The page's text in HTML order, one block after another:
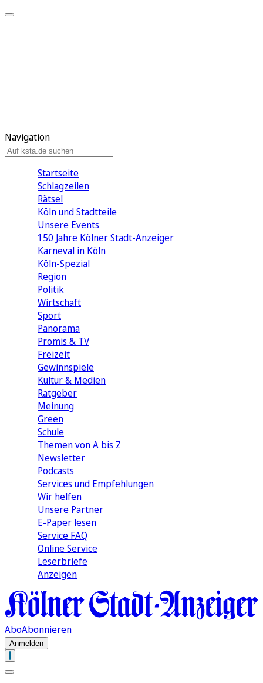
Navigation
Startseite
Schlagzeilen
Rätsel
Köln und Stadtteile
Unsere Events
150 Jahre Kölner Stadt-Anzeiger
Karneval in Köln
Köln-Spezial
Region
Politik
Wirtschaft
Sport
Panorama
Promis & TV
Freizeit
Gewinnspiele
Kultur & Medien
Ratgeber
Meinung
Green
Schule
Themen von A bis Z
Newsletter
Podcasts
Services und Empfehlungen
Wir helfen
Unsere Partner
E-Paper lesen
Service FAQ
Online Service
Leserbriefe
Anzeigen
AboAbonnieren
Anmelden